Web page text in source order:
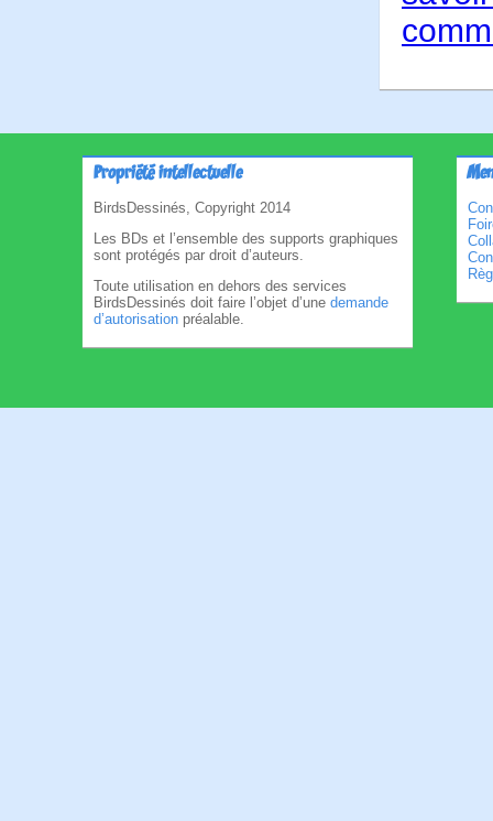
Propriété intellectuelle
BirdsDessinés, Copyright 2014
Les BDs et l’ensemble des supports graphiques
sont protégés par droit d’auteurs.
Toute utilisation en dehors des services
BirdsDessinés doit faire l’objet d’une demande
d’autorisation préalable.